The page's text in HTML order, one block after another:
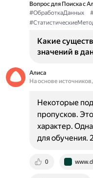
Вопрос для Поиска с
#ОбработкаДанных
Какие
значений в
Алиса
На основе
0
Некоторые
пропусков.
характер.
для обучения.